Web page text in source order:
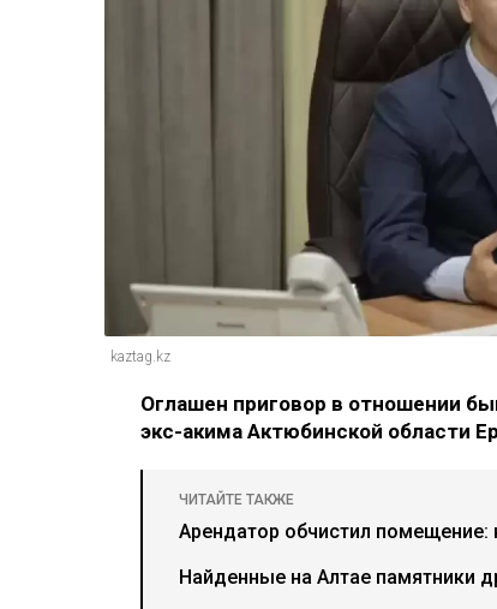
kaztag.kz
Оглашен приговор в отношении
экс-акима Актюбинской области
ЧИТАЙТЕ ТАКЖЕ
Арендатор обчистил
Найденные на Алтае памятники